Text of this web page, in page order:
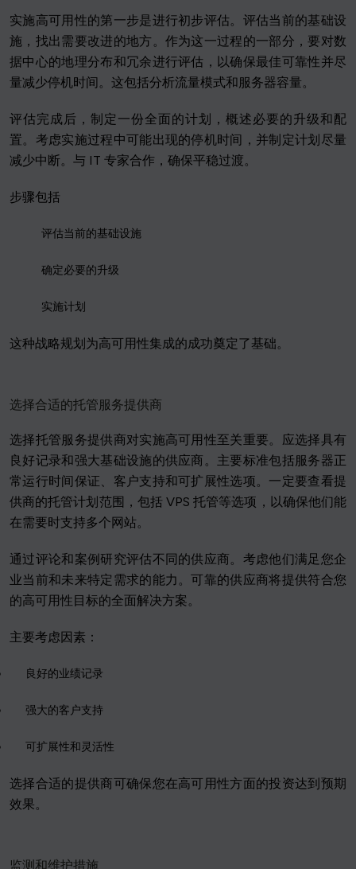
实施高可用性的第一步是进行初步评估。评估当前的基础设
施，找出需要改进的地方。作为这一过程的一部分，要对数
据中心的地理分布和冗余进行评估，以确保最佳可靠性并尽
量减少停机时间。这包括分析流量模式和服务器容量。
评估完成后，制定一份全面的计划，概述必要的升级和配
置。考虑实施过程中可能出现的停机时间，并制定计划尽量
减少中断。与 IT 专家合作，确保平稳过渡。
步骤包括
评估当前的基础设施
确定必要的升级
实施计划
这种战略规划为高可用性集成的成功奠定了基础。
选择合适的托管服务提供商
选择托管服务提供商对实施高可用性至关重要。应选择具有
良好记录和强大基础设施的供应商。主要标准包括服务器正
常运行时间保证、客户支持和可扩展性选项。一定要查看提
供商的托管计划范围，包括 VPS 托管等选项，以确保他们能
在需要时支持多个网站。
通过评论和案例研究评估不同的供应商。考虑他们满足您企
业当前和未来特定需求的能力。可靠的供应商将提供符合您
的高可用性目标的全面解决方案。
主要考虑因素：
良好的业绩记录
强大的客户支持
可扩展性和灵活性
选择合适的提供商可确保您在高可用性方面的投资达到预期
效果。
监测和维护措施